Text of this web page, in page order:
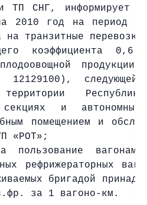
ТП СНГ, информирует
2010 год на период
на транзитные
коэффициента 0,6
плодоовощной
12129100), следующей
секциях и автономных
помещением и
«РОТ»;
вагонами
рефрижераторных
бригадой
за 1 вагоно-км.